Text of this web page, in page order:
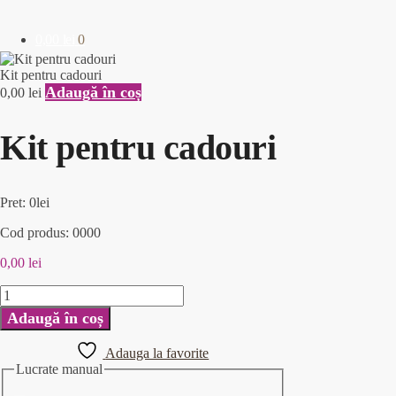
0
Kit pentru cadouri
0,00 lei Adaugă în coș
Kit pentru cadouri
Pret: 0lei
Cod produs: 0000
0,00 lei
Adaugă în coș
Adauga la favorite
Lucrate manual